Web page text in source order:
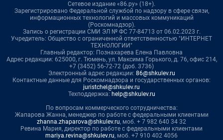
Сетевое издание «86.ру» (18+).
Зарегистрировано Федеральной службой по надзору в сфере связи,
информационных технологий и массовых коммуникаций
(Роскомнадзор).
Запись о регистрации СМИ ЭЛ № ФС 77-84713 от 06.02.2023 г.
Учредитель: Общество с ограниченной ответственностью "ИНТЕРНЕТ
ТЕХНОЛОГИИ"
Главный редактор: Познахарева Елена Павловна
Адрес редакции: 625000, г. Тюмень, ул. Максима Горького, д. 76, офис 214,
+7 (3452) 56-72-72 (доб. 3736)
Электронный адрес редакции: 86@shkulev.ru
Контактные данные для Роскомнадзора и государственных органов:
juristchel@shkulev.ru
Техподдержка: help@shkulev.ru
По вопросам коммерческого сотрудничества:
Жапарова Жанна, менеджер по работе с федеральными клиентами
zhanna.zhaparova@shkulev.ru, моб. + 7 982 640 34 32
Ревина Мария, директор по работе с федеральными клиентами
mariya.revina@shkulev.ru, моб. +7 910 402 4056